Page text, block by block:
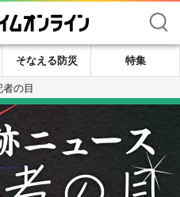
検索
そなえる防災
特集
の目